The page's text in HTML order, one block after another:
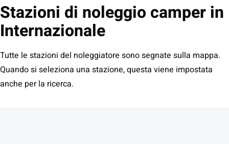
Stazioni di noleggio camper in
Internazionale
Tutte le stazioni del noleggiatore sono segnate sulla mappa.
Quando si seleziona una stazione, questa viene impostata
anche per la ricerca.